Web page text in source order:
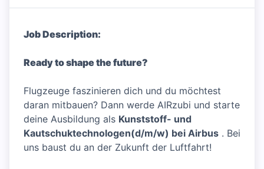
Job Description:
Ready to shape the future?
Flugzeuge faszinieren dich und du möchtest
daran mitbauen? Dann werde AIRzubi und starte
deine Ausbildung als Kunststoff- und
Kautschuktechnologen(d/m/w) bei Airbus . Bei
uns baust du an der Zukunft der Luftfahrt!